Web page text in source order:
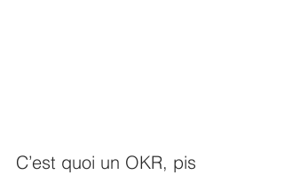
C’est quoi un OKR, pis